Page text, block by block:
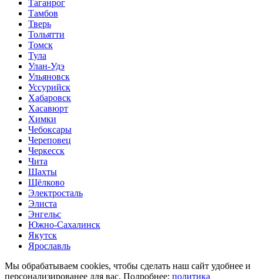
Таганрог
Тамбов
Тверь
Тольятти
Томск
Тула
Улан-Удэ
Ульяновск
Уссурийск
Хабаровск
Хасавюрт
Химки
Чебоксары
Череповец
Черкесск
Чита
Шахты
Щёлково
Электросталь
Элиста
Энгельс
Южно-Сахалинск
Якутск
Ярославль
Мы обрабатываем cookies, чтобы сделать наш сайт удобнее и
персонализированее для вас. Подробнее: политика